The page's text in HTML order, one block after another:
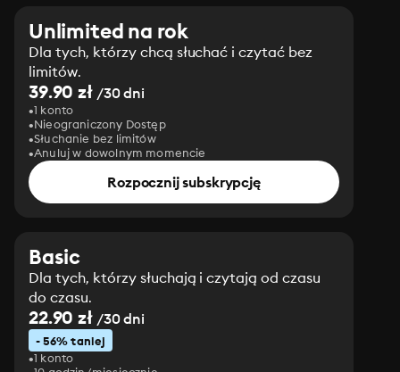
Unlimited na rok
Dla tych, którzy chcą słuchać i czytać bez
limitów.
39.90 zł/30 dni
1 konto
Nieograniczony Dostęp
Słuchanie bez limitów
Anuluj w dowolnym momencie
Rozpocznij subskrypcję
Basic
Dla tych, którzy słuchają i czytają od czasu
do czasu.
22.90 zł/30 dni
- 56% taniej
1 konto